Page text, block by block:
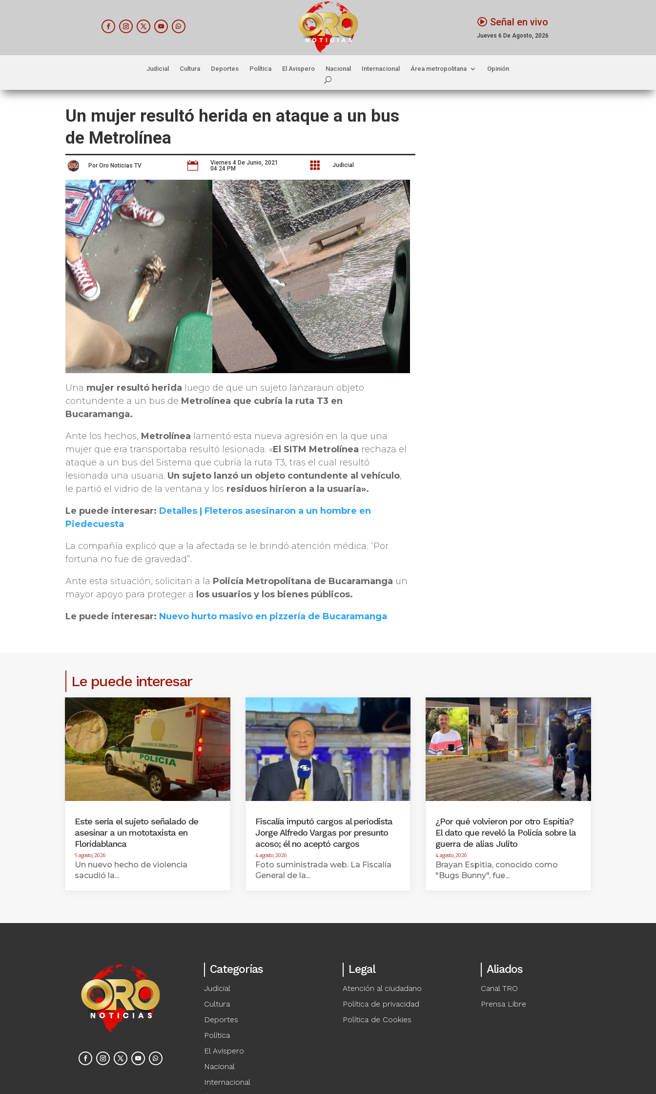
Señal en vivo
Jueves 6 De Agosto, 2026
Judicial Cultura Deportes Política El Avispero Nacional Internacional Área metropolitana Opinión
Un mujer resultó herida en ataque a un bus
de Metrolínea
Por Oro Noticias TV 
Viernes 4 De Junio, 2021
04:24 PM
 Judicial
Una mujer resultó herida luego de que un sujeto lanzaraun objeto
contundente a un bus de Metrolínea que cubría la ruta T3 en
Bucaramanga.
Ante los hechos, Metrolínea lamentó esta nueva agresión en la que una
mujer que era transportaba resultó lesionada. «El SITM Metrolínea rechaza el
ataque a un bus del Sistema que cubría la ruta T3, tras el cual resultó
lesionada una usuaria. Un sujeto lanzó un objeto contundente al vehículo,
le partió el vidrio de la ventana y los residuos hirieron a la usuaria».
Le puede interesar: Detalles | Fleteros asesinaron a un hombre en
Piedecuesta
La compañía explicó que a la afectada se le brindó atención médica. “Por
fortuna no fue de gravedad”.
Ante esta situación, solicitan a la Policía Metropolitana de Bucaramanga un
mayor apoyo para proteger a los usuarios y los bienes públicos.
Le puede interesar: Nuevo hurto masivo en pizzería de Bucaramanga
Le puede interesar
Este sería el sujeto señalado de
asesinar a un mototaxista en
Floridablanca
5 agosto, 2026
Un nuevo hecho de violencia
sacudió la...
Fiscalía imputó cargos al periodista
Jorge Alfredo Vargas por presunto
acoso; él no aceptó cargos
4 agosto, 2026
Foto suministrada web. La Fiscalía
General de la...
¿Por qué volvieron por otro Espitia?
El dato que reveló la Policía sobre la
guerra de alias Julito
4 agosto, 2026
Brayan Espitia, conocido como
"Bugs Bunny", fue...
Categorías
Judicial
Cultura
Deportes
Política
El Avispero
Nacional
Internacional
Legal
Atención al ciudadano
Política de privacidad
Política de Cookies
Aliados
Canal TRO
Prensa Libre